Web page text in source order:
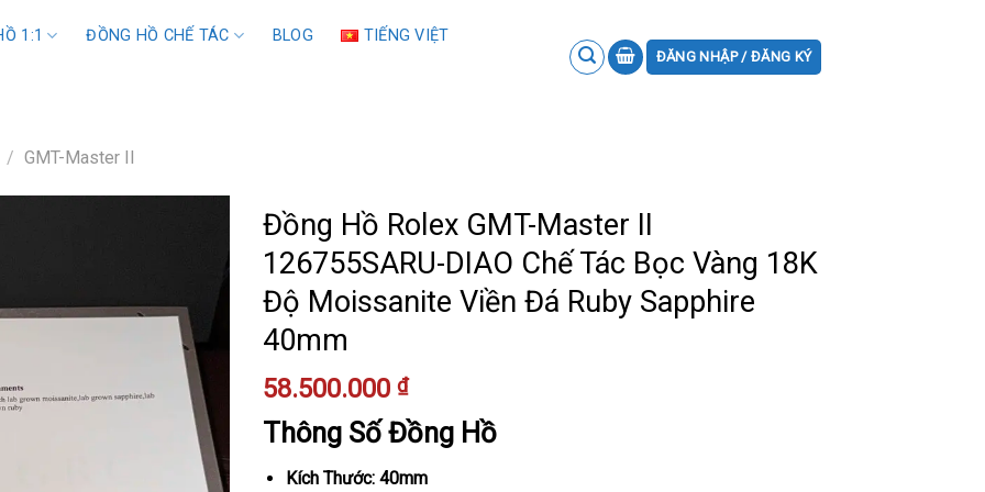
1:1 ĐỒNG HỒ CHẾ TÁC BLOG TIẾNG VIỆT
ĐĂNG NHẬP / ĐĂNG KÝ
/ GMT-Master II
Đồng Hồ Rolex GMT-Master II
126755SARU-DIAO Chế Tác Bọc Vàng 18K
Độ Moissanite Viền Đá Ruby Sapphire
40mm
58.500.000 ₫
Thông Số Đồng Hồ
Kích Thước: 40mm